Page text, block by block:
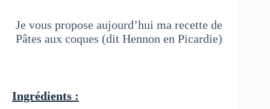
Je vous propose aujourd’hui ma recette de
Pâtes aux coques (dit Hennon en Picardie)
Ingrédients :